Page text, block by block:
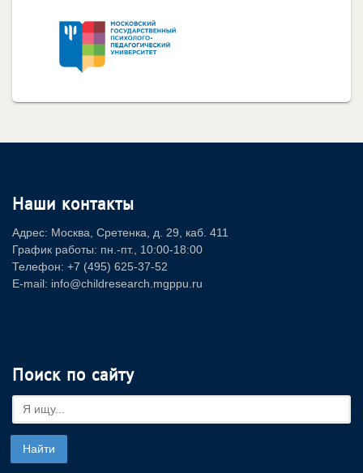
Наши контакты
Адрес: Москва, Сретенка, д. 29, каб. 411
График работы: пн.-пт., 10:00-18:00
Телефон: +7 (495) 625-37-52
E-mail: info@childresearch.mgppu.ru
Поиск по сайту